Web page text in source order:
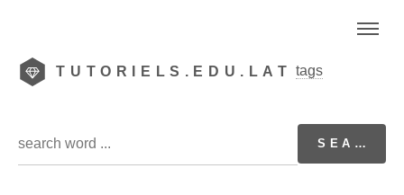
TUTORIELS.EDU.LAT tags